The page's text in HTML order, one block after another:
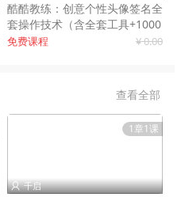
酷酷教练：创意个性头像签名全
套操作技术（含全套工具+1000
套模板）
免费课程 ¥ 0.00
查看全部
1章1课
 千启